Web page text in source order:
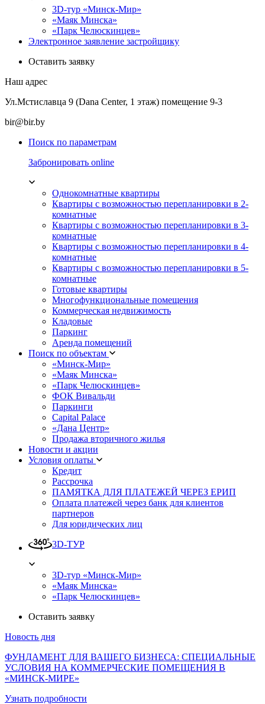
3D-тур «Минск-Мир»
«Маяк Минска»
«Парк Челюскинцев»
Электронное заявление застройщику
Оставить заявку
Наш адрес
Ул.Мстиславца 9 (Dana Center, 1 этаж) помещение 9-3
bir@bir.by
Поиск по параметрам
Забронировать online
Однокомнатные квартиры
Квартиры с возможностью перепланировки в 2-
комнатные
Квартиры с возможностью перепланировки в 3-
комнатные
Квартиры с возможностью перепланировки в 4-
комнатные
Квартиры с возможностью перепланировки в 5-
комнатные
Готовые квартиры
Многофункциональные помещения
Коммерческая недвижимость
Кладовые
Паркинг
Аренда помещений
Поиск по объектам
«Минск-Мир»
«Маяк Минска»
«Парк Челюскинцев»
ФОК Вивальди
Паркинги
Capital Palace
«Дана Центр»
Продажа вторичного жилья
Новости и акции
Условия оплаты
Кредит
Рассрочка
ПАМЯТКА ДЛЯ ПЛАТЕЖЕЙ ЧЕРЕЗ ЕРИП
Оплата платежей через банк для клиентов
партнеров
Для юридических лиц
3D-ТУР
3D-тур «Минск-Мир»
«Маяк Минска»
«Парк Челюскинцев»
Оставить заявку
Новость дня
ФУНДАМЕНТ ДЛЯ ВАШЕГО БИЗНЕСА: СПЕЦИАЛЬНЫЕ
УСЛОВИЯ НА КОММЕРЧЕСКИЕ ПОМЕЩЕНИЯ В
«МИНСК-МИРЕ»
Узнать подробности